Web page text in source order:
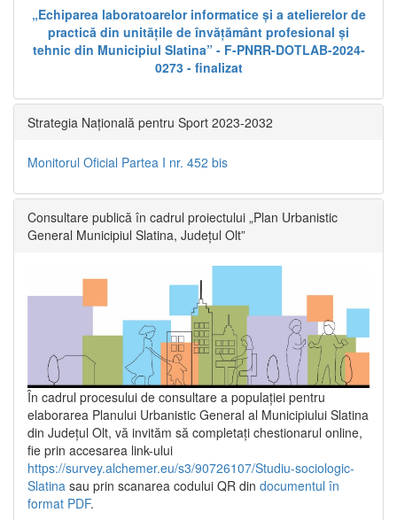
„Echiparea laboratoarelor informatice și a atelierelor de
practică din unitățile de învățământ profesional și
tehnic din Municipiul Slatina” - F-PNRR-DOTLAB-2024-
0273 - finalizat
Strategia Națională pentru Sport 2023-2032
Monitorul Oficial Partea I nr. 452 bis
Consultare publică în cadrul proiectului „Plan Urbanistic
General Municipiul Slatina, Județul Olt”
În cadrul procesului de consultare a populaţiei pentru
elaborarea Planului Urbanistic General al Municipiului Slatina
din Județul Olt, vă invităm să completați chestionarul online,
fie prin accesarea link-ului
https://survey.alchemer.eu/s3/90726107/Studiu-sociologic-
Slatina sau prin scanarea codului QR din documentul în
format PDF.